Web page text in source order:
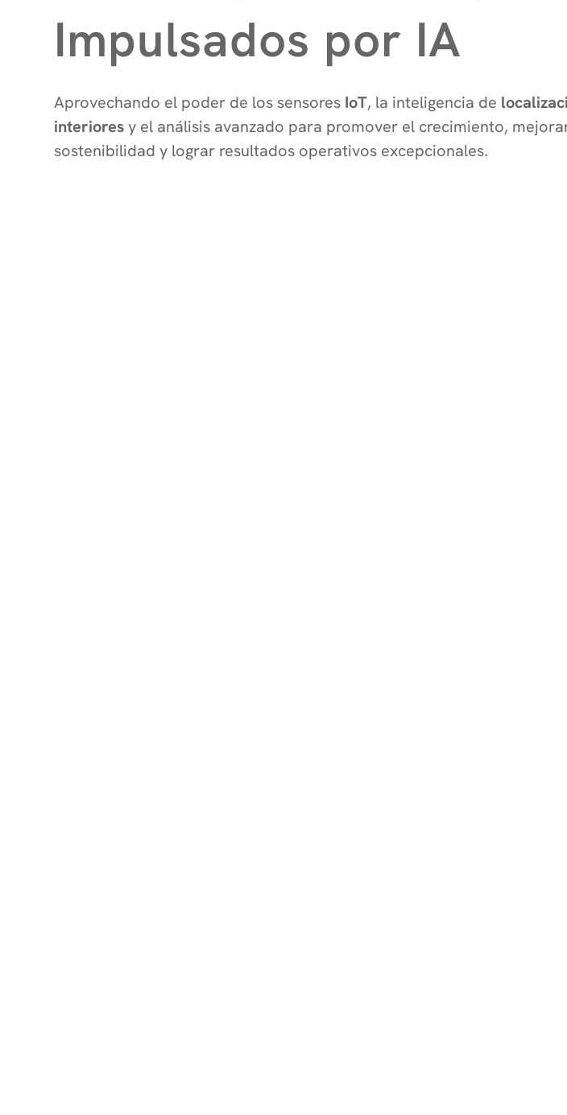
Impulsados por IA
Aprovechando el poder de los sensores IoT, la inteligencia de
interioresy el análisis avanzado para promover el crecimiento,
sostenibilidad y lograr resultados operativos excepcionales.